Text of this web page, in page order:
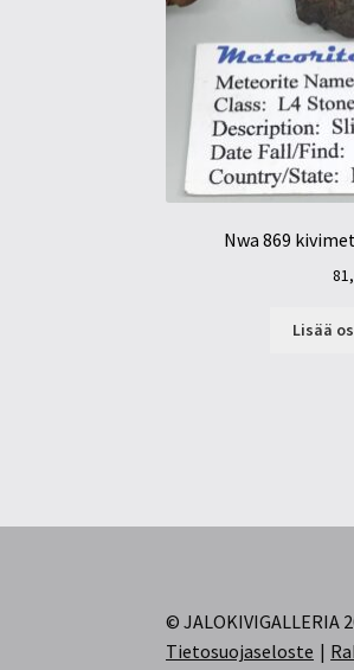
Nwa 869
Lisää
© JALOKIVIGALLERIA
Tietosuojaseloste